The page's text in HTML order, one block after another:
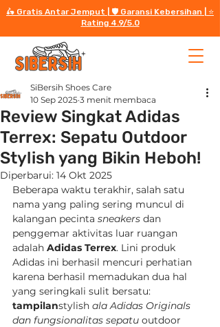
🛵 Gratis Antar Jemput | 🛡️ Garansi Kebersihan | ⭐️
Rating 4.9/5.0
Review Singkat Adidas
Terrex: Sepatu Outdoor
Stylish yang Bikin Heboh!
SiBersih Shoes Care
10 Sep 2025 3 menit membaca
Diperbarui: 14 Okt 2025
Beberapa waktu terakhir, salah satu
nama yang paling sering muncul di
kalangan pecinta sneakers dan
penggemar aktivitas luar ruangan
adalah Adidas Terrex. Lini produk
Adidas ini berhasil mencuri perhatian
karena berhasil memadukan dua hal
yang seringkali sulit bersatu:
tampilanstylish ala Adidas Originals
dan fungsionalitas sepatu outdoor